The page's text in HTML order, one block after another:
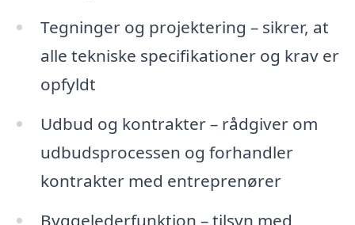
Tegninger og projektering – sikrer, at
alle tekniske specifikationer og krav er
opfyldt
Udbud og kontrakter – rådgiver om
udbudsprocessen og forhandler
kontrakter med entreprenører
Byggelederfunktion – tilsyn med